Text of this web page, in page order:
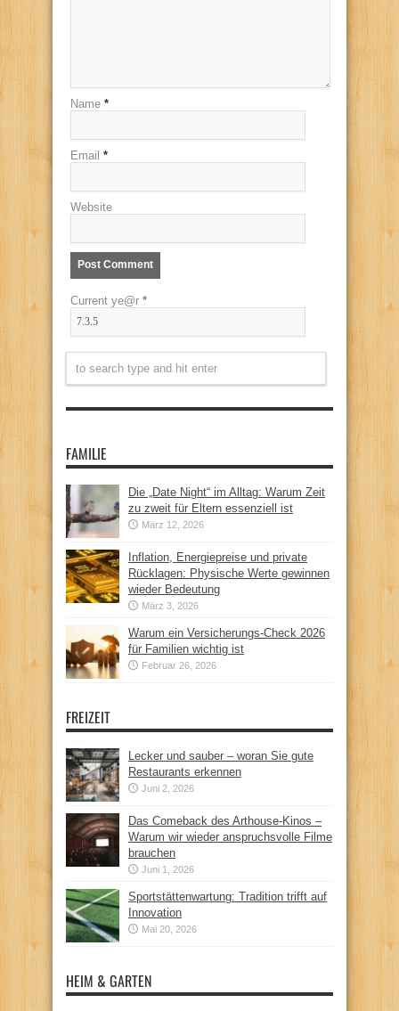
Name *
Email *
Website
Current ye@r *
FAMILIE
Die „Date Night“ im Alltag: Warum Zeit
zu zweit für Eltern essenziell ist
März 12, 2026
Inflation, Energiepreise und private
Rücklagen: Physische Werte gewinnen
wieder Bedeutung
März 3, 2026
Warum ein Versicherungs-Check 2026
für Familien wichtig ist
Februar 26, 2026
FREIZEIT
Lecker und sauber – woran Sie gute
Restaurants erkennen
Juni 2, 2026
Das Comeback des Arthouse-Kinos –
Warum wir wieder anspruchsvolle Filme
brauchen
Juni 1, 2026
Sportstättenwartung: Tradition trifft auf
Innovation
Mai 20, 2026
HEIM & GARTEN